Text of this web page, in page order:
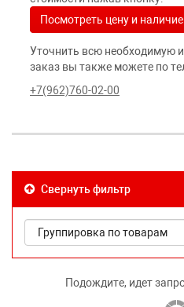
Посмотреть цену и наличие
Уточнить всю необходимую
заказ вы также можете по
+7(962)760-02-00
Свернуть фильтр
Подождите, идет